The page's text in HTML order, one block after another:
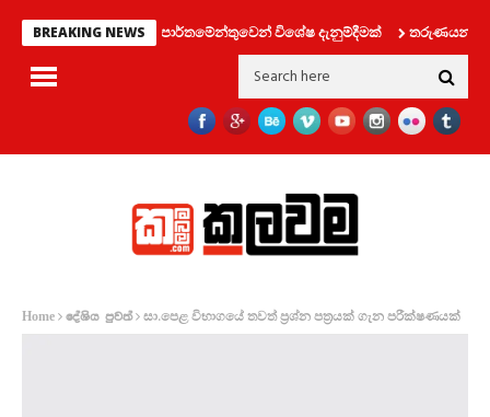
BREAKING NEWS
රථ ප්‍රවාහන දෙපාර්තමේන්තුවෙන් විශේෂ දැනුම්දීමක් තරුණයන්
Home දේශිය පුවත් සා.පෙළ විභාගයේ තවත් ප්‍රශ්න පත්‍රයක් ගැන පරීක්ෂණයක්